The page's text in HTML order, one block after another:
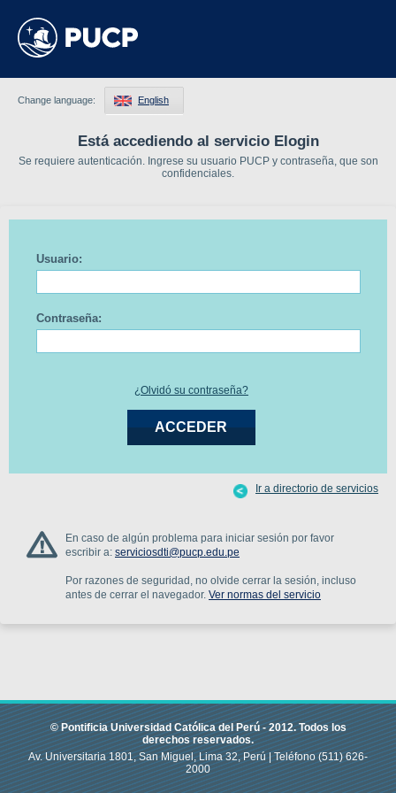
Está accediendo al servicio Elogin
Se requiere autenticación. Ingrese su usuario PUCP y contraseña, que son
confidenciales.
Change language: English
Usuario:
Contraseña:
¿Olvidó su contraseña?
En caso de algún problema para iniciar sesión por favor
escribir a: serviciosdti@pucp.edu.pe
Por razones de seguridad, no olvide cerrar la sesión, incluso
antes de cerrar el navegador. Ver normas del servicio
Ir a directorio de servicios
© Pontificia Universidad Católica del Perú -2012.Todos los
derechos reservados.
Av. Universitaria 1801, San Miguel, Lima 32, Perú |Teléfono(511) 626-
2000